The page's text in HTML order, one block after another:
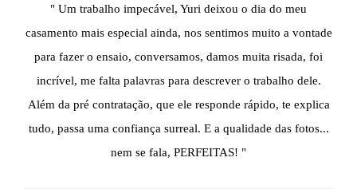
" Um trabalho impecável, Yuri deixou o dia do meu
casamento mais especial ainda, nos sentimos muito a vontade
para fazer o ensaio, conversamos, damos muita risada, foi
incrível, me falta palavras para descrever o trabalho dele.
Além da pré contratação, que ele responde rápido, te explica
tudo, passa uma confiança surreal. E a qualidade das fotos...
nem se fala, PERFEITAS! "